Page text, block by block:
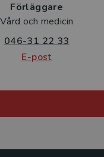
Förläggare
Vård och medicin
046-31 22 33
E-post